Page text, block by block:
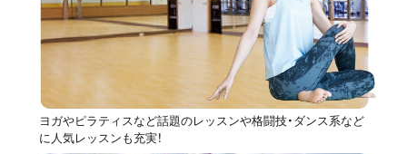
ヨガやピラティスなど話題のレッスンや格闘技・ダンス系など
に人気レッスンも充実！